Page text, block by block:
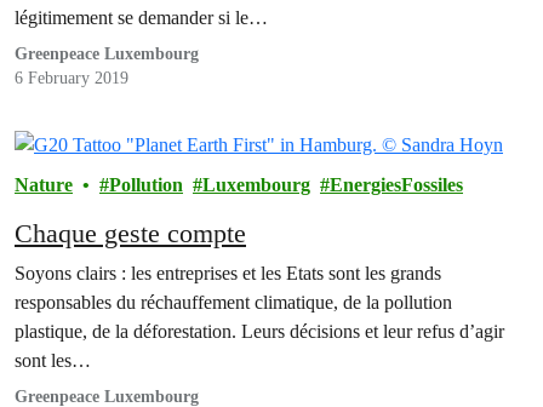
légitimement se demander si le…
Greenpeace Luxembourg
6 February 2019
Nature Pollution Luxembourg EnergiesFossiles
Chaque geste compte
Soyons clairs : les entreprises et les Etats sont les grands
responsables du réchauffement climatique, de la pollution
plastique, de la déforestation. Leurs décisions et leur refus d’agir
sont les…
Greenpeace Luxembourg